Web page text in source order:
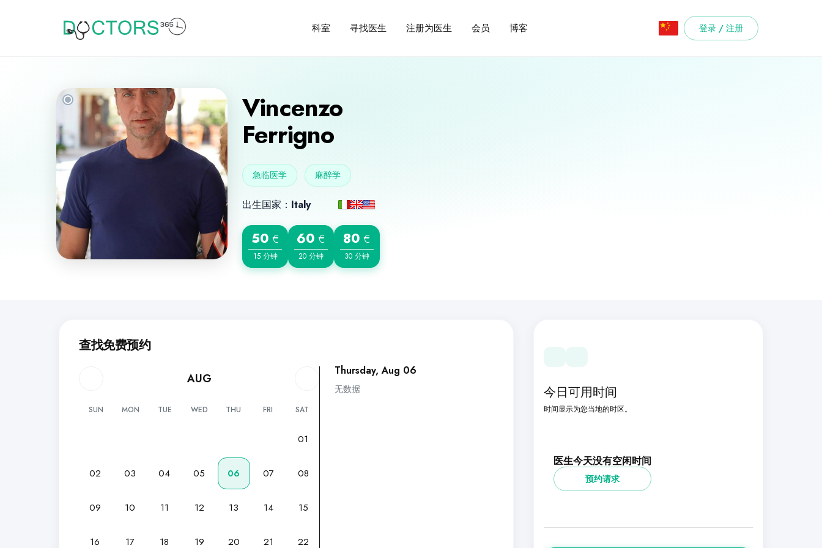
科室 寻找医生 注册为医生 会员 博客 登录 / 注册
Vincenzo
Ferrigno
急临医学 麻醉学
出生国家： Italy
50 €
15 分钟
60 €
20 分钟
80 €
30 分钟
查找免费预约
AUG
SUN MON TUE WED THU FRI SAT
01
02 03 04 05 06 07 08
09 10 11 12 13 14 15
16 17 18 19 20 21 22
Thursday, Aug 06
无数据 今日可用时间
时间显示为您当地的时区。
医生今天没有空闲时间
预约请求